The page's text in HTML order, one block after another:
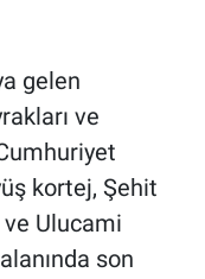
gelen
ve
kortej, Şehit
Ulucami
son